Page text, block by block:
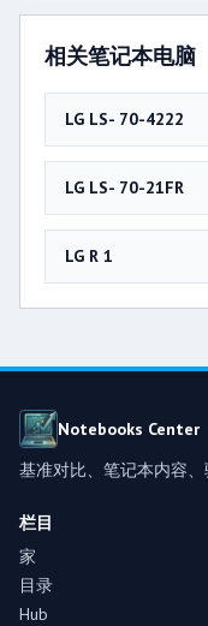
相关笔记本电脑
LG LS- 70-4222
LG LS- 70-21FR
LG R 1
Notebooks Center
基准对比、笔记本内容、
栏目
家
目录
Hub